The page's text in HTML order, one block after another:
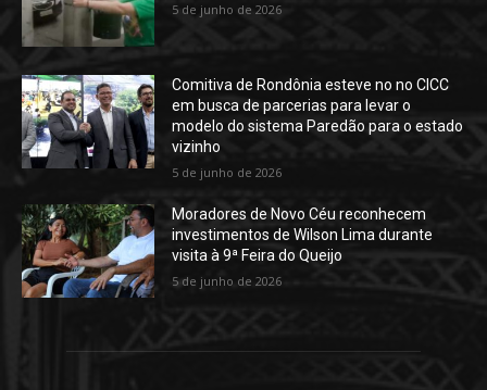
5 de junho de 2026
Comitiva de Rondônia esteve no no CICC
em busca de parcerias para levar o
modelo do sistema Paredão para o estado
vizinho
5 de junho de 2026
Moradores de Novo Céu reconhecem
investimentos de Wilson Lima durante
visita à 9ª Feira do Queijo
5 de junho de 2026